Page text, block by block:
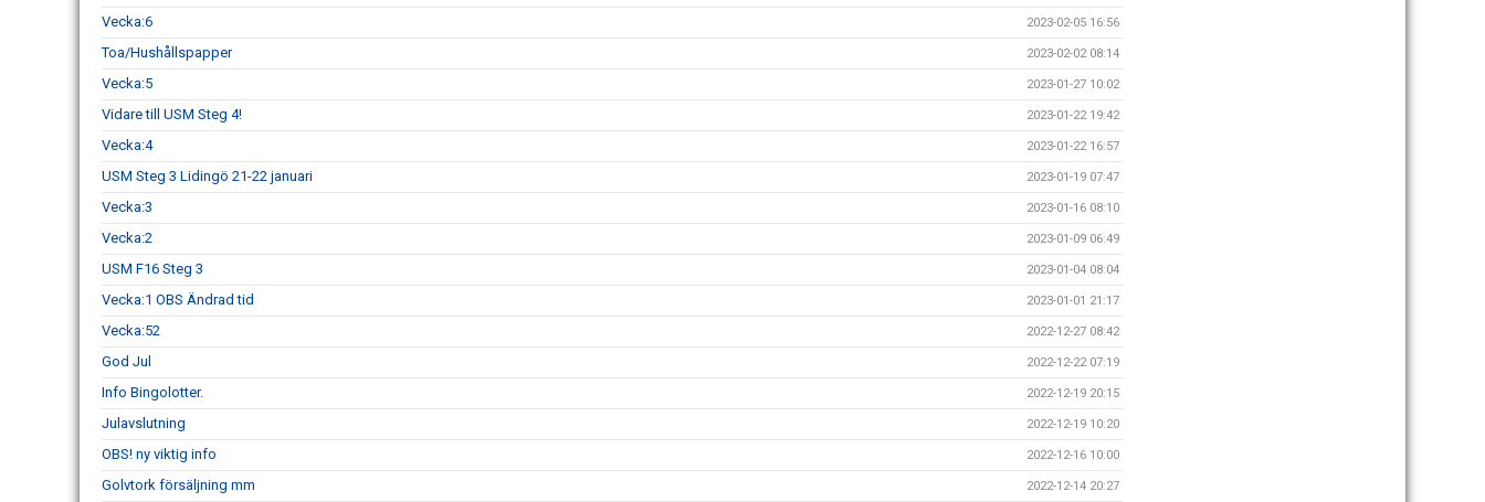
Vecka:6 2023-02-05 16:56
Toa/Hushållspapper 2023-02-02 08:14
Vecka:5 2023-01-27 10:02
Vidare till USM Steg 4! 2023-01-22 19:42
Vecka:4 2023-01-22 16:57
USM Steg 3 Lidingö 21-22 januari 2023-01-19 07:47
Vecka:3 2023-01-16 08:10
Vecka:2 2023-01-09 06:49
USM F16 Steg 3 2023-01-04 08:04
Vecka:1 OBS Ändrad tid 2023-01-01 21:17
Vecka:52 2022-12-27 08:42
God Jul 2022-12-22 07:19
Info Bingolotter. 2022-12-19 20:15
Julavslutning 2022-12-19 10:20
OBS! ny viktig info 2022-12-16 10:00
Golvtork försäljning mm 2022-12-14 20:27